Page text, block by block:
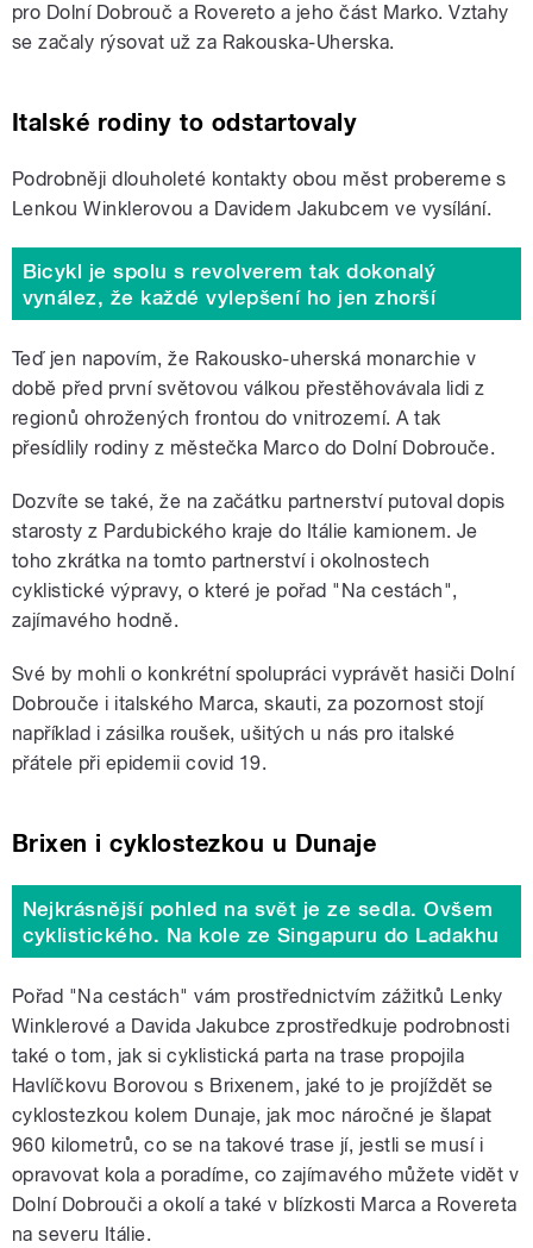
pro Dolní Dobrouč a Rovereto a jeho část Marko. Vztahy
se začaly rýsovat už za Rakouska-Uherska.
Italské rodiny to odstartovaly
Podrobněji dlouholeté kontakty obou měst probereme s
Lenkou Winklerovou a Davidem Jakubcem ve vysílání.
Bicykl je spolu s revolverem tak dokonalý
vynález, že každé vylepšení ho jen zhorší
Teď jen napovím, že Rakousko-uherská monarchie v
době před první světovou válkou přestěhovávala lidi z
regionů ohrožených frontou do vnitrozemí. A tak
přesídlily rodiny z městečka Marco do Dolní Dobrouče.
Dozvíte se také, že na začátku partnerství putoval dopis
starosty z Pardubického kraje do Itálie kamionem. Je
toho zkrátka na tomto partnerství i okolnostech
cyklistické výpravy, o které je pořad "Na cestách",
zajímavého hodně.
Své by mohli o konkrétní spolupráci vyprávět hasiči Dolní
Dobrouče i italského Marca, skauti, za pozornost stojí
například i zásilka roušek, ušitých u nás pro italské
přátele při epidemii covid 19.
Brixen i cyklostezkou u Dunaje
Nejkrásnější pohled na svět je ze sedla. Ovšem
cyklistického. Na kole ze Singapuru do Ladakhu
Pořad "Na cestách" vám prostřednictvím zážitků Lenky
Winklerové a Davida Jakubce zprostředkuje podrobnosti
také o tom, jak si cyklistická parta na trase propojila
Havlíčkovu Borovou s Brixenem, jaké to je projíždět se
cyklostezkou kolem Dunaje, jak moc náročné je šlapat
960 kilometrů, co se na takové trase jí, jestli se musí i
opravovat kola a poradíme, co zajímavého můžete vidět v
Dolní Dobrouči a okolí a také v blízkosti Marca a Rovereta
na severu Itálie.